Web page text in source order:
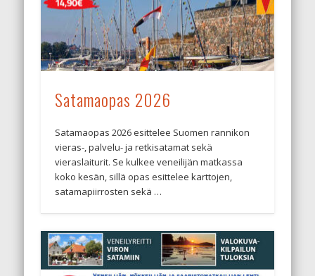
Satamaopas 2026
Satamaopas 2026 esittelee Suomen rannikon
vieras-, palvelu- ja retkisatamat sekä
vieraslaiturit. Se kulkee veneilijän matkassa
koko kesän, sillä opas esittelee karttojen,
satamapiirrosten sekä …